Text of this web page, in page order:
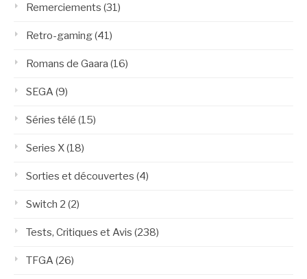
Remerciements (31)
Retro-gaming(41)
Romans de Gaara (16)
SEGA(9)
Séries télé (15)
Series X(18)
Sorties et découvertes (4)
Switch 2 (2)
Tests, Critiques et Avis (238)
TFGA(26)